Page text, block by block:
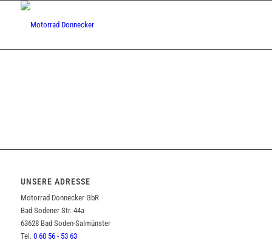
UNSERE ADRESSE
Motorrad Donnecker GbR
Bad Sodener Str. 44a
63628 Bad Soden-Salmünster
Tel. 0 60 56 - 53 63